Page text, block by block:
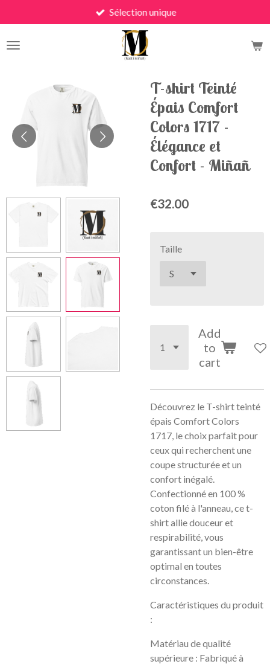
to
main
Sélection unique
T-shirt Teinté
Épais Comfort
Colors 1717 -
Élégance et
Confort - Miñañ
€32.00
Taille
Add
to
cart
Découvrez le T-shirt teinté
épais Comfort Colors
1717, le choix parfait pour
ceux qui recherchent une
coupe structurée et un
confort inégalé.
Confectionné en 100 %
coton filé à l'anneau, ce t-
shirt allie douceur et
respirabilité, vous
garantissant un bien-être
optimal en toutes
circonstances.
Caractéristiques du produit
:
Matériau de qualité
supérieure : Fabriqué à